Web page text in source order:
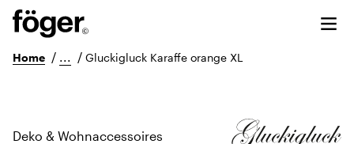
Home / ... / Gluckigluck Karaffe orange XL
Deko & Wohnaccessoires